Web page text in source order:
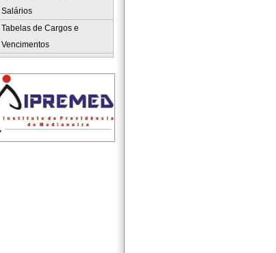
Salários
Tabelas de Cargos e
Vencimentos